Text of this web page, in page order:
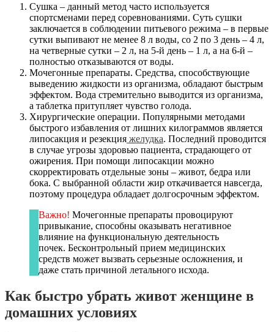
Сушка – данный метод часто используется
спортсменами перед соревнованиями. Суть сушки
заключается в соблюдении питьевого режима – в первые
сутки выпивают не менее 8 л воды, со 2 по 3 день – 4 л,
на четверные сутки – 2 л, на 5-й день – 1 л, а на 6-й –
полностью отказываются от воды.
Мочегонные препараты. Средства, способствующие
выведению жидкости из организма, обладают быстрым
эффектом. Вода стремительно выводится из организма,
а таблетка притупляет чувство голода.
Хирургические операции. Популярными методами
быстрого избавления от лишних килограммов является
липосакция и резекция желудка. Последний проводится
в случае угрозы здоровью пациента, страдающего от
ожирения. При помощи липосакции можно
скорректировать отдельные зоны – живот, бедра или
бока. С выбранной области жир откачивается навсегда,
поэтому процедура обладает долгосрочным эффектом.
Важно! Мочегонные препараты провоцируют
привыкание, способны оказывать негативное
влияние на функциональную деятельность
почек. Бесконтрольный прием медицинских
средств может вызвать серьезные осложнения, и
даже стать причиной летального исхода.
Как быстро убрать живот женщине в
домашних условиях